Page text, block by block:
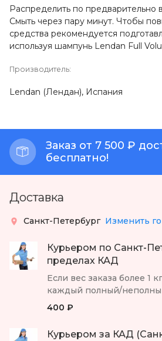
Распределить по предварительно
Смыть через пару минут. Чтобы
средства рекомендуется
используя шампунь Lendan Full
Производитель:
Lendan (Лендан), Испания
Заказ от 7 500 ₽
бесплатно!
Доставка
Санкт-Петербург Изменить
Курьером по Санкт-
пределах КАД
Если вес заказа более 1
каждый полный/
400 ₽
Курьером за КАД